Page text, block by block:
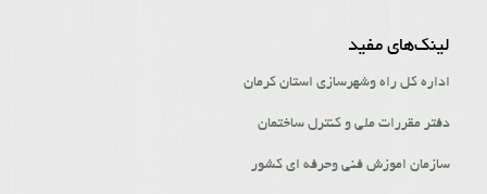
لینک‌‌های مفید
اداره کل راه وشهرسازی استان کرمان
دفتر مقررات ملی و کنترل ساختمان
سازمان اموزش فنی وحرفه ای کشور